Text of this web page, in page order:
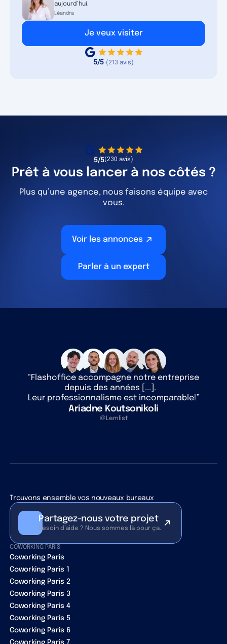
aujourd’hui.
Léandra
Je veux visiter
5/5 (213 avis)
5/5(230 avis)
Prêt à vous lancer à nos côtés ?
Plus qu’une agence, nous faisons équipe avec
vous.
Voir les annonces
Parler à un expert
“Flashoffice accompagne notre entreprise
depuis des années [...].
Leur professionnalisme est incomparable!”
Ariadne Koutsonikoli
@Lemlist
Trouvons ensemble vos nouveaux bureaux
Partagez-nous votre projet
Besoin d’aide ? Nous sommes là pour ça.
COWORKING PARIS
Coworking Paris
Coworking Paris 1
Coworking Paris 2
Coworking Paris 3
Coworking Paris 4
Coworking Paris 5
Coworking Paris 6
Coworking Paris 7